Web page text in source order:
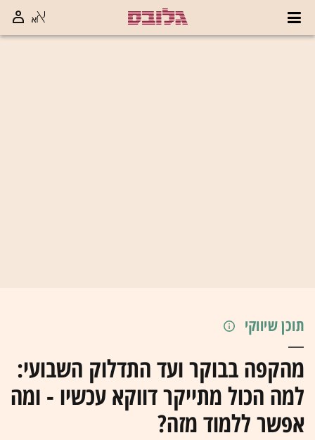
תוכן שיווקי
מהקפה בבוקר ועד התדלוק השבועי:
למה הכול מתייקר דווקא עכשיו - ומה
אפשר ללמוד מזה?